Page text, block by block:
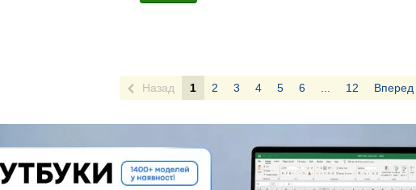
Назад 1 2 3 4 5 6 12 Вперед